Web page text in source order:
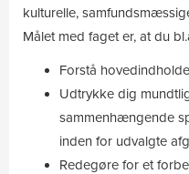
kulturelle,
Målet med faget er, at du
Forstå
Udtrykke dig
sammenhængende
inden for udvalgte
Redegøre for et